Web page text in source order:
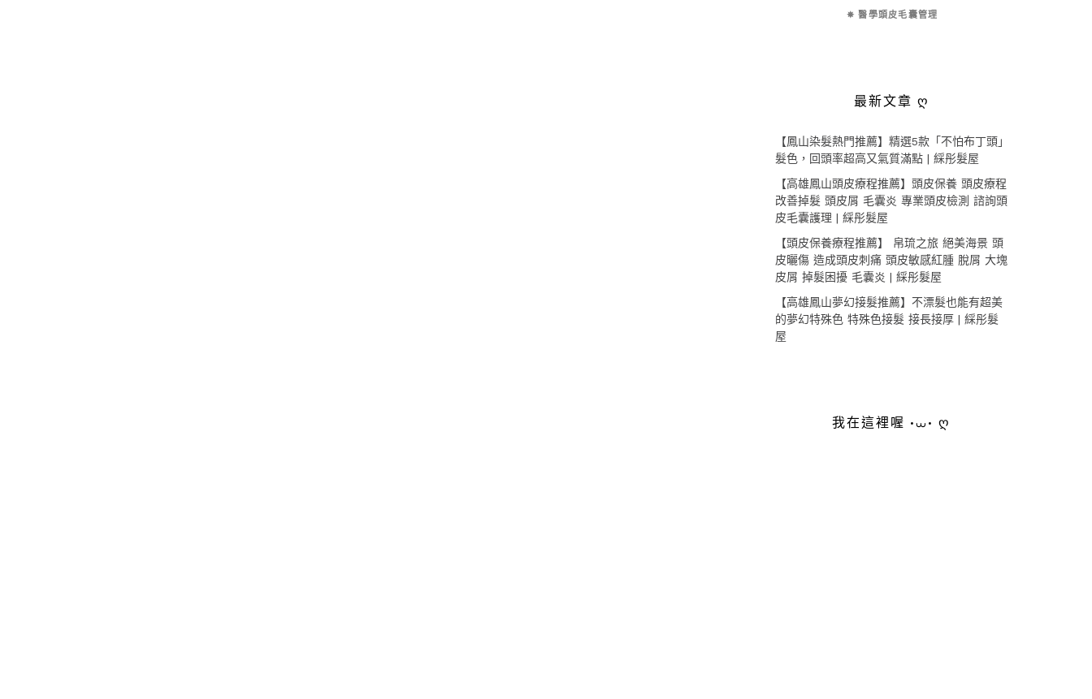
✵ 醫學頭皮毛囊管理
最新文章 ღ
【鳳山染髮熱門推薦】精選5款「不怕布丁頭」
髮色，回頭率超高又氣質滿點 | 綵彤髮屋
【高雄鳳山頭皮療程推薦】頭皮保養 頭皮療程
改善掉髮 頭皮屑 毛囊炎 專業頭皮檢測 諮詢頭
皮毛囊護理 | 綵彤髮屋
【頭皮保養療程推薦】 帛琉之旅 絕美海景 頭
皮曬傷 造成頭皮刺痛 頭皮敏感紅腫 脫屑 大塊
皮屑 掉髮困擾 毛囊炎 | 綵彤髮屋
【高雄鳳山夢幻接髮推薦】不漂髮也能有超美
的夢幻特殊色 特殊色接髮 接長接厚 | 綵彤髮
屋
我在這裡喔 •⩊• ღ